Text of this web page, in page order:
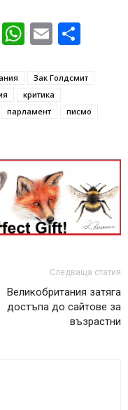
Pinterest
WhatsApp
Email
Зак Голдсмит
критика
парламент
писмо
Следваща статия
Великобритания затяга
достъпа до сайтове за
възрастни